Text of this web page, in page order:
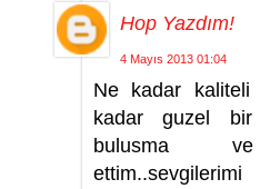
Hop Yazdım!
4 Mayıs 2013 01:04
Ne kadar
kadar guzel
bulusma ve